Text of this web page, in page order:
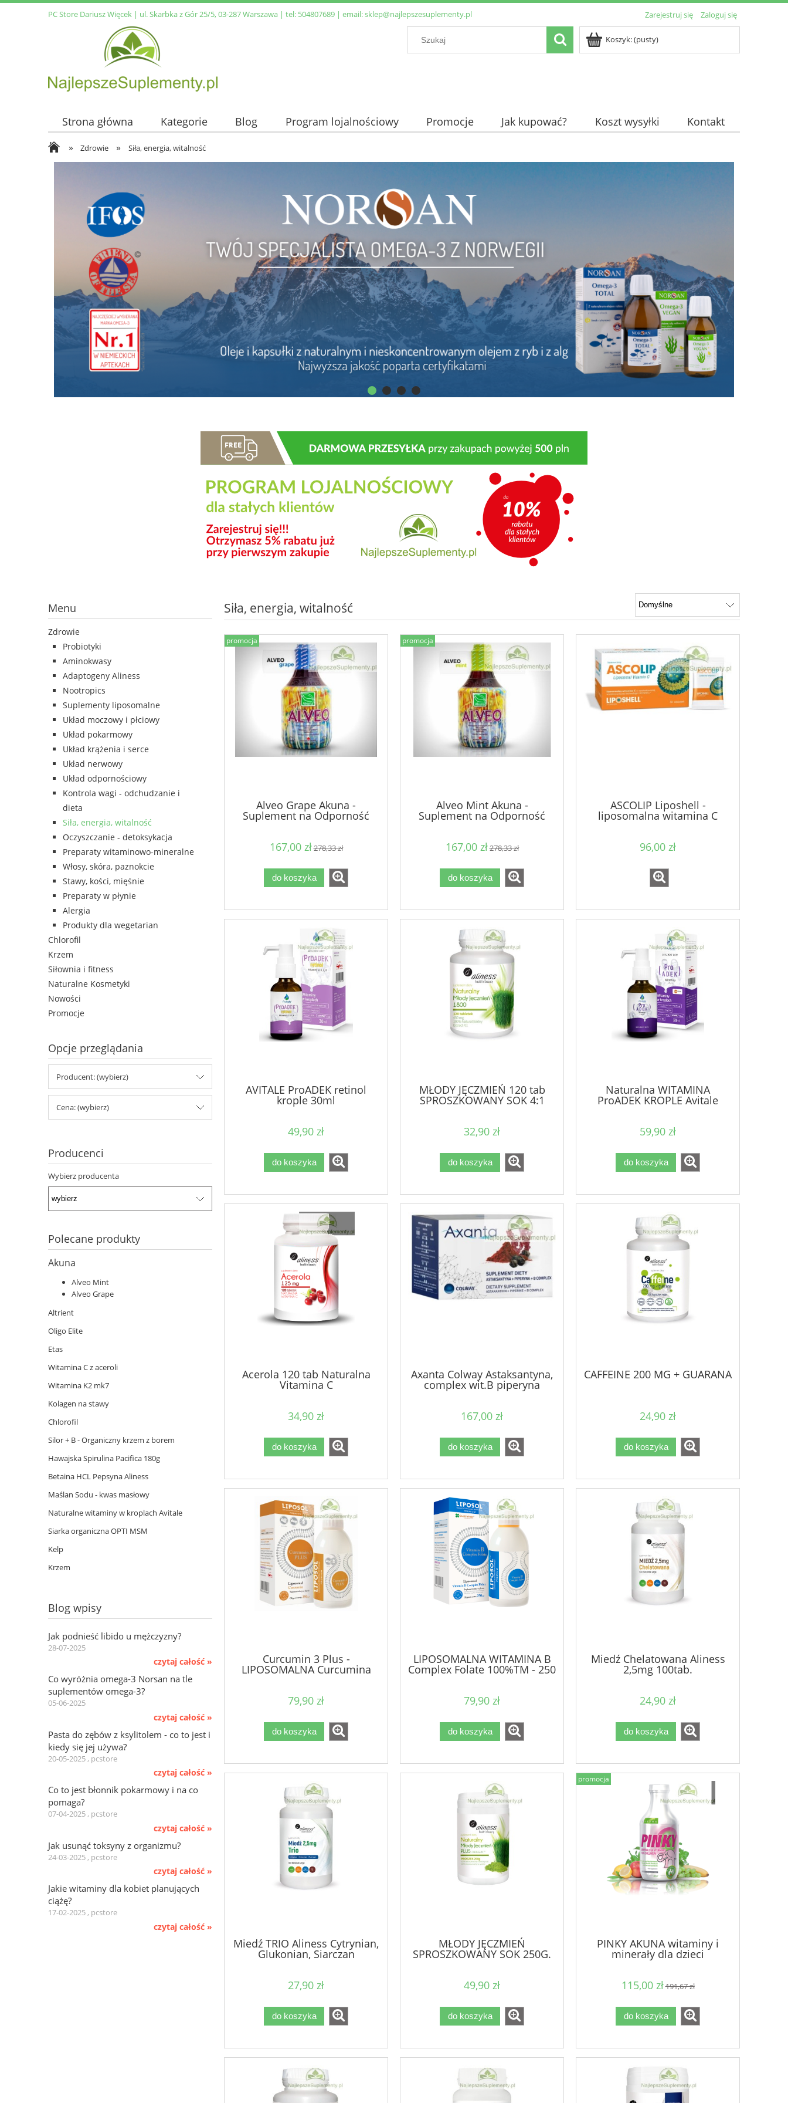
PC Store Dariusz Więcek | ul. Skarbka z Gór 25/5, 03-287 Warszawa | tel: 504807689 | email:sklep@najlepszesuplementy.pl Zarejestruj się Zaloguj się
Koszyk:(pusty)
Strona główna Kategorie Blog Program lojalnościowy Promocje Jak kupować? Koszt wysyłki Kontakt
» Zdrowie » Siła, energia, witalność
Menu
Zdrowie
Probiotyki
Aminokwasy
Adaptogeny Aliness
Nootropics
Suplementy liposomalne
Układ moczowy i płciowy
Układ pokarmowy
Układ krążenia i serce
Układ nerwowy
Układ odpornościowy
Kontrola wagi - odchudzanie i
dieta
Siła, energia, witalność
Oczyszczanie - detoksykacja
Preparaty witaminowo-mineralne
Włosy, skóra, paznokcie
Stawy, kości, mięśnie
Preparaty w płynie
Alergia
Produkty dla wegetarian
Chlorofil
Krzem
Siłownia i fitness
Naturalne Kosmetyki
Nowości
Promocje
Opcje przeglądania
Producent: (wybierz)
Cena: (wybierz)
Producenci
Wybierz producenta
Polecane produkty
Akuna
Alveo Mint
Alveo Grape
Altrient
Oligo Elite
Etas
Witamina C z aceroli
Witamina K2 mk7
Kolagen na stawy
Chlorofil
Silor + B - Organiczny krzem z borem
Hawajska Spirulina Pacifica 180g
Betaina HCL Pepsyna Aliness
Maślan Sodu - kwas masłowy
Naturalne witaminy w kroplach Avitale
Siarka organiczna OPTI MSM
Kelp
Krzem
Blog wpisy
Jak podnieść libido u mężczyzny?
28-07-2025
czytaj całość »
Co wyróżnia omega-3 Norsan na tle
suplementów omega-3?
05-06-2025
czytaj całość »
Pasta do zębów z ksylitolem - co to jest i
kiedy się jej używa?
20-05-2025 , pcstore
czytaj całość »
Co to jest błonnik pokarmowy i na co
pomaga?
07-04-2025 , pcstore
czytaj całość »
Jak usunąć toksyny z organizmu?
24-03-2025 , pcstore
czytaj całość »
Jakie witaminy dla kobiet planujących
ciążę?
17-02-2025 , pcstore
czytaj całość »
Siła, energia, witalność
Alveo Grape Akuna -
Suplement na Odporność
Oczyszczenie Witalność
167,00 zł278,33 zł
do koszyka
promocja
Alveo Mint Akuna -
Suplement na Odporność
Oczyszczanie Witalność
167,00 zł278,33 zł
do koszyka
promocja
ASCOLIP Liposhell -
liposomalna witamina C
96,00 zł
AVITALE ProADEK retinol
krople 30ml
49,90 zł
do koszyka
MŁODY JĘCZMIEŃ 120 tab
SPROSZKOWANY SOK 4:1
32,90 zł
do koszyka
Naturalna WITAMINA
ProADEK KROPLE Avitale
59,90 zł
do koszyka
Acerola 120 tab Naturalna
Vitamina C
34,90 zł
do koszyka
Axanta Colway Astaksantyna,
complex wit.B piperyna
167,00 zł
do koszyka
CAFFEINE 200 MG + GUARANA
24,90 zł
do koszyka
Curcumin 3 Plus -
LIPOSOMALNA Curcumina
79,90 zł
do koszyka
LIPOSOMALNA WITAMINA B
Complex Folate 100%TM - 250
79,90 zł
do koszyka
Miedź Chelatowana Aliness
2,5mg 100tab.
24,90 zł
do koszyka
Miedź TRIO Aliness Cytrynian,
Glukonian, Siarczan
27,90 zł
do koszyka
MŁODY JĘCZMIEŃ
SPROSZKOWANY SOK 250G.
49,90 zł
do koszyka
PINKY AKUNA witaminy i
minerały dla dzieci
115,00 zł191,67 zł
do koszyka
promocja